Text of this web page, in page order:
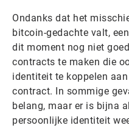
Ondanks dat het
bitcoin-gedachte valt,
dit moment nog niet
contracts te maken die
identiteit te koppelen
contract. In sommige
belang, maar er is bijna
persoonlijke identiteit